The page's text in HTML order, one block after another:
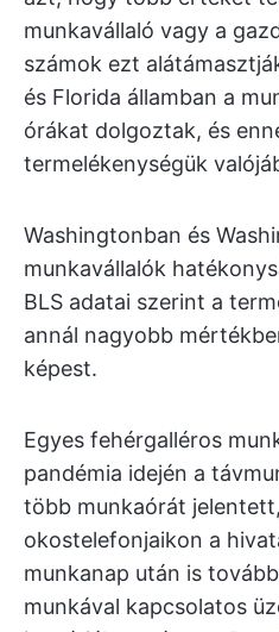
munkavállaló vagy a
számok ezt
és Florida államban a
órákat dolgoztak, és
termelékenységük
Washingtonban és
munkavállalók
BLS adatai szerint a
annál nagyobb
képest.
Egyes fehérgalléros
pandémia idején a
több munkaórát
okostelefonjaikon a
munkanap után is
munkával kapcsolatos